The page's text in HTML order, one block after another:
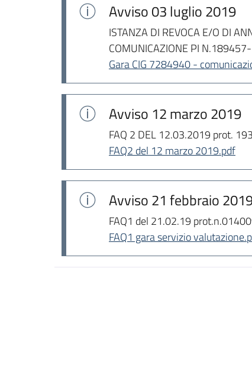
Avviso03 luglio 2019
ISTANZA DI REVOCA E/O DI
COMUNICAZIONE PI N.189457-
Gara CIG 7284940 -
Avviso 12 marzo 2019
FAQ 2 DEL 12.03.2019 prot.
FAQ2 del 12 marzo 2019.pdf
Avviso21 febbraio
FAQ1 del 21.02.19
FAQ1 gara servizio